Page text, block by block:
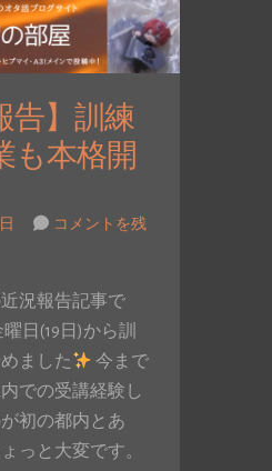
告】訓練
も本格開
コメントを残
況報告記事で
日(19日)から訓
ました
今まで
での受講経験し
初の都内とあ
っと大変です。